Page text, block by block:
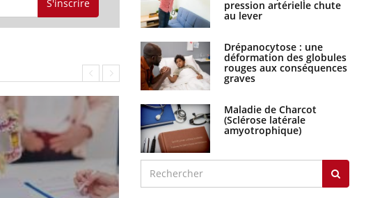
S'inscrire pression artérielle chute
au lever
Drépanocytose : une
déformation des globules
rouges aux conséquences
graves
Maladie de Charcot
(Sclérose latérale
amyotrophique)